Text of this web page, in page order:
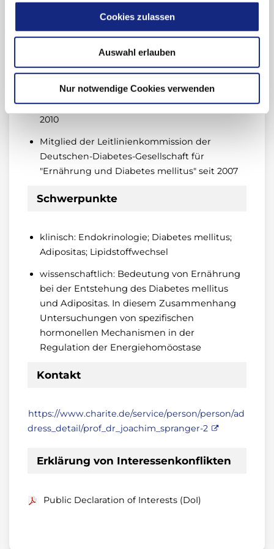
Cookies zulassen
Auswahl erlauben
Nur notwendige Cookies verwenden
und Mitgliedschaften
und Allergien" und für "genetisch veränderte
Lebens- und Futtermittel" des
Bundesinstituts für Risikobewertung, 2008-
2010
Mitglied der Leitlinienkommission der
Deutschen-Diabetes-Gesellschaft für
"Ernährung und Diabetes mellitus" seit 2007
Schwerpunkte
klinisch: Endokrinologie; Diabetes mellitus;
Adipositas; Lipidstoffwechsel
wissenschaftlich: Bedeutung von Ernährung
bei der Entstehung des Diabetes mellitus
und Adipositas. In diesem Zusammenhang
Untersuchungen von spezifischen
hormonellen Mechanismen in der
Regulation der Energiehomöostase
Kontakt
https://www.charite.de/service/person/person/ad
dress_detail/prof_dr_joachim_spranger-2
Erklärung von Interessenkonflikten
Public Declaration of Interests (DoI)